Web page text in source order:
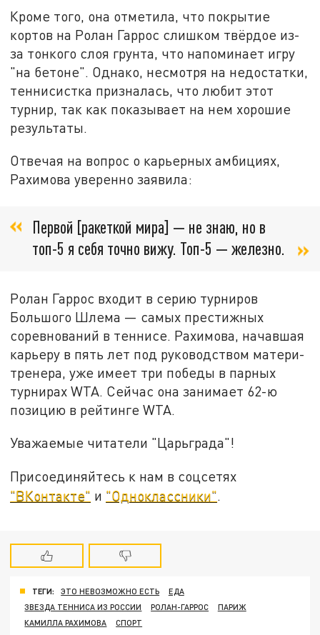
Кроме того, она отметила, что покрытие
кортов на Ролан Гаррос слишком твёрдое из-
за тонкого слоя грунта, что напоминает игру
"на бетоне". Однако, несмотря на недостатки,
теннисистка призналась, что любит этот
турнир, так как показывает на нем хорошие
результаты.
Отвечая на вопрос о карьерных амбициях,
Рахимова уверенно заявила:
Первой [ракеткой мира] — не знаю, но в
топ-5 я себя точно вижу. Топ-5 — железно.
Ролан Гаррос входит в серию турниров
Большого Шлема — самых престижных
соревнований в теннисе. Рахимова, начавшая
карьеру в пять лет под руководством матери-
тренера, уже имеет три победы в парных
турнирах WTA. Сейчас она занимает 62-ю
позицию в рейтинге WTA.
Уважаемые читатели "Царьграда"!
Присоединяйтесь к нам в соцсетях
"ВКонтакте" и "Одноклассники".
ТЕГИ: ЭТО НЕВОЗМОЖНО ЕСТЬ
ЕДА
ЗВЕЗДА ТЕННИСА ИЗ РОССИИ
РОЛАН-ГАРРОС
ПАРИЖ
КАМИЛЛА РАХИМОВА
СПОРТ